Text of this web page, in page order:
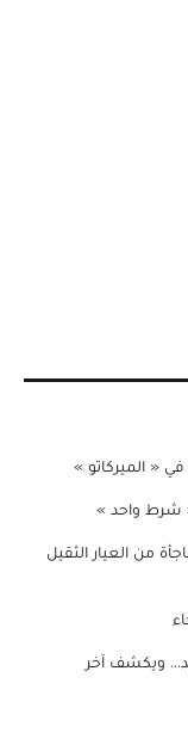
« الميركاتو »
شرط واحد »
من العيار الثقيل
ويكشف آخر